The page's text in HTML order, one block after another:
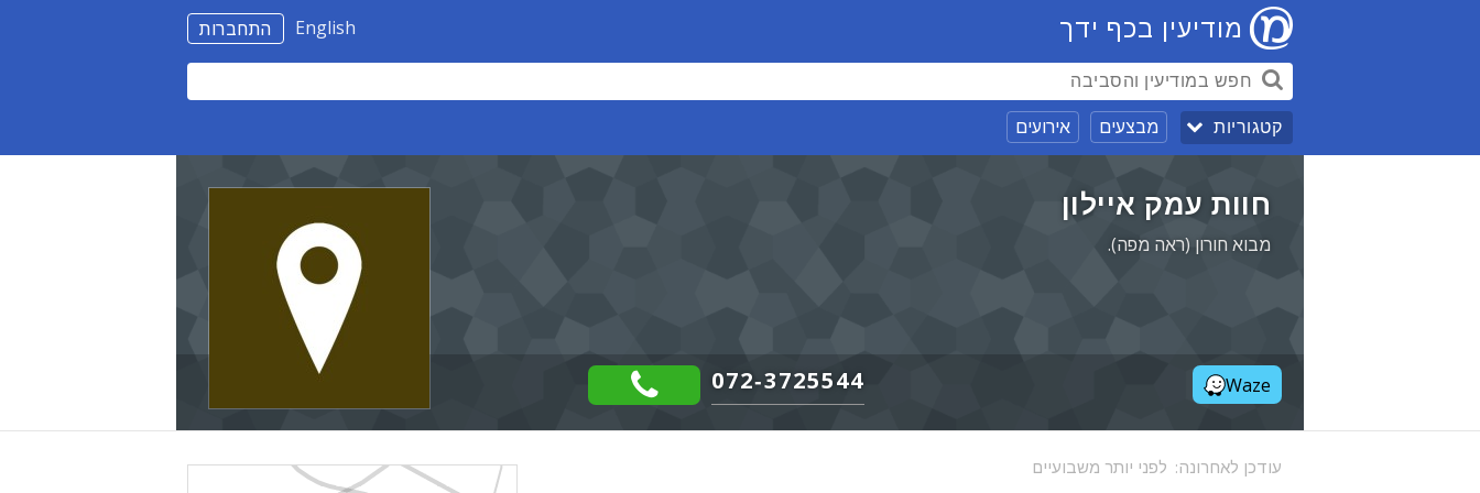
התחברות English מודיעין בכף ידך
קטגוריות מבצעים אירועים
חוות עמק איילון
מבוא חורון (ראה מפה).
Waze
072-3725544
עודכן לאחרונה: לפני יותר משבועיים